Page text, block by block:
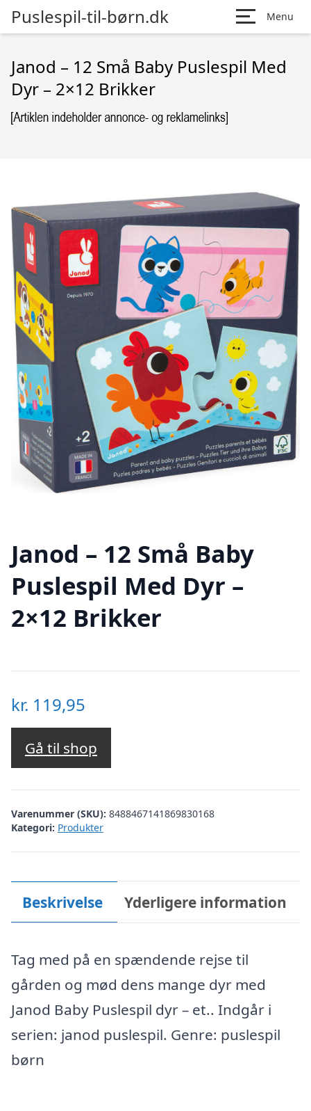
Puslespil-til-børn.dk Menu
Janod – 12 Små Baby Puslespil Med
Dyr – 2×12 Brikker
Janod – 12 Små Baby
Puslespil Med Dyr –
2×12 Brikker
kr. 119,95
Gå til shop
Varenummer (SKU): 8488467141869830168
Kategori: Produkter
Beskrivelse Yderligere information
Tag med på en spændende rejse til
gården og mød dens mange dyr med
Janod Baby Puslespil dyr – et.. Indgår i
serien: janod puslespil. Genre: puslespil
børn